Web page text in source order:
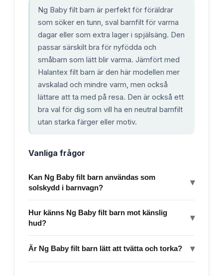
Ng Baby filt barn är perfekt för föräldrar
som söker en tunn, sval barnfilt för varma
dagar eller som extra lager i spjälsäng. Den
passar särskilt bra för nyfödda och
småbarn som lätt blir varma. Jämfört med
Halantex filt barn är den här modellen mer
avskalad och mindre varm, men också
lättare att ta med på resa. Den är också ett
bra val för dig som vill ha en neutral barnfilt
utan starka färger eller motiv.
Vanliga frågor
Kan Ng Baby filt barn användas som
solskydd i barnvagn?
▾
Hur känns Ng Baby filt barn mot känslig
hud?
▾
Är Ng Baby filt barn lätt att tvätta och torka? ▾